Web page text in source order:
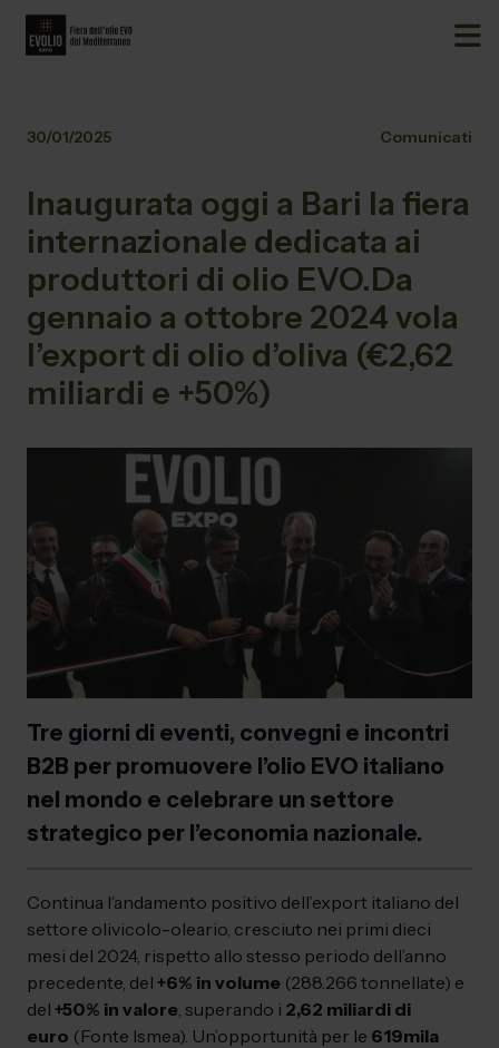
30/01/2025 Comunicati
Inaugurata oggi a Bari la fiera
internazionale dedicata ai
produttori di olio EVO.Da
gennaio a ottobre 2024 vola
l’export di olio d’oliva (€2,62
miliardi e +50%)
Tre giorni di eventi, convegni e incontri
B2B per promuovere l’olio EVO italiano
nel mondo e celebrare un settore
strategico per l’economia nazionale.
Continua l’andamento positivo dell’export italiano del
settore olivicolo-oleario, cresciuto nei primi dieci
mesi del 2024, rispetto allo stesso periodo dell’anno
precedente, del +6% in volume (288.266 tonnellate) e
del +50% in valore, superando i 2,62 miliardi di
euro (Fonte Ismea). Un’opportunità per le 619mila